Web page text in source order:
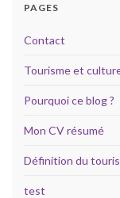
PAGES
Contact
Tourisme et
Pourquoi ce blog ?
Mon CV résumé
Définition du
test